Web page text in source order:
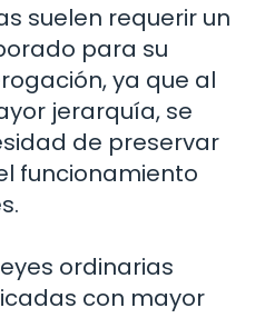
suelen requerir un
para su
ya que al
jerarquía, se
de preservar
funcionamiento
ordinarias
con mayor